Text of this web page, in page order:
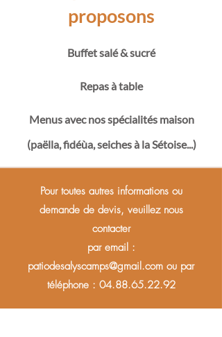
proposons
Buffet salé & sucré
Repas à table
Menus avec nos spécialités maison
(paëlla, fidéùa, seiches à la Sétoise...)
Pour toutes autres informations ou
demande de devis, veuillez nous
contacter
par email :
patiodesalyscamps@gmail.com ou par
téléphone : 04.88.65.22.92